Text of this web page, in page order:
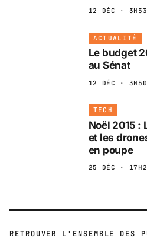
12 DÉC · 3H53
ACTUALITÉ
Le budget
au Sénat
12 DÉC · 3H50
TECH
Noël 2015 :
et les
en poupe
25 DÉC ·
RETROUVER L'ENSEMBLE DES